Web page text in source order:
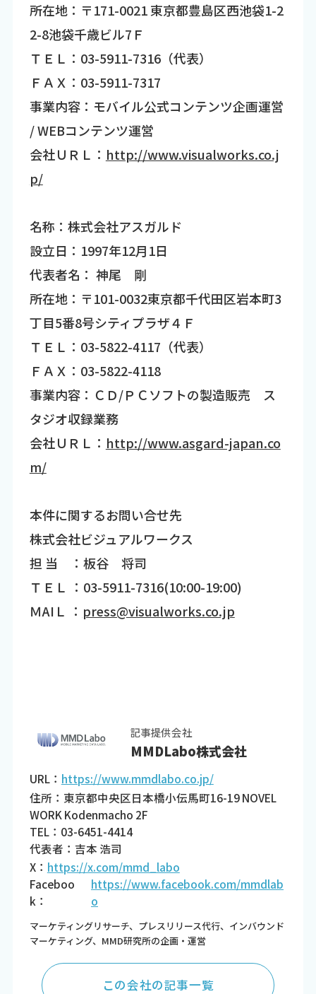
所在地：〒171-0021 東京都豊島区西池袋1-2
2-8池袋千歳ビル7Ｆ
ＴＥＬ：03-5911-7316（代表）
ＦＡＸ：03-5911-7317
事業内容：モバイル公式コンテンツ企画運営
/ WEBコンテンツ運営
会社ＵＲＬ： http://www.visualworks.co.j
p/
名称：株式会社アスガルド
設立日：1997年12月1日
代表者名： 神尾 剛
所在地：〒101-0032東京都千代田区岩本町3
丁目5番8号シティプラザ４Ｆ
ＴＥＬ：03-5822-4117（代表）
ＦＡＸ：03-5822-4118
事業内容：ＣＤ/ＰＣソフトの製造販売 ス
タジオ収録業務
会社ＵＲＬ： http://www.asgard-japan.co
m/
本件に関するお問い合せ先
株式会社ビジュアルワークス
担 当 ：板谷 将司
ＴＥＬ ：03-5911-7316(10:00-19:00)
ＭAIＬ ： press@visualworks.co.jp
記事提供会社
MMDLabo株式会社
URL： https://www.mmdlabo.co.jp/
住所：東京都中央区日本橋小伝馬町16-19 NOVEL
WORK Kodenmacho 2F
TEL：03-6451-4414
代表者：吉本 浩司
X： https://x.com/mmd_labo
Faceboo
k：
https://www.facebook.com/mmdlab
o
マーケティングリサーチ、プレスリリース代行、インバウンド
マーケティング、MMD研究所の企画・運営
この会社の記事一覧